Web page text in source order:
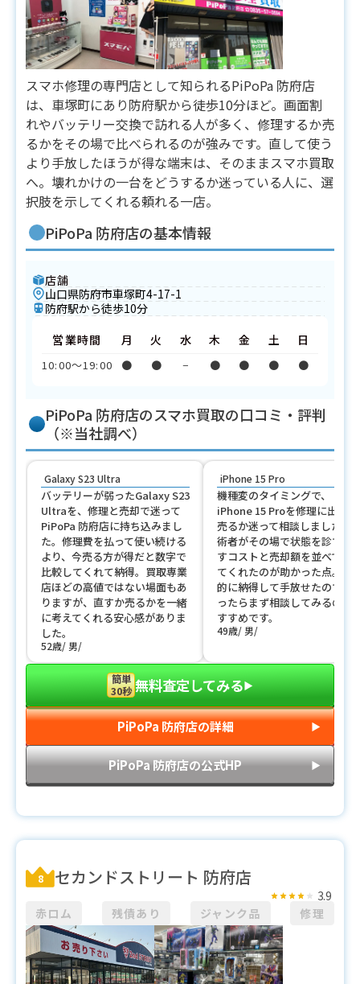
スマホ修理の専門店として知られるPiPoPa 防府店
は、車塚町にあり防府駅から徒歩10分ほど。画面割
れやバッテリー交換で訪れる人が多く、修理するか売
るかをその場で比べられるのが強みです。直して使う
より手放したほうが得な端末は、そのままスマホ買取
へ。壊れかけの一台をどうするか迷っている人に、選
択肢を示してくれる頼れる一店。
PiPoPa 防府店の基本情報
店舗
山口県防府市車塚町4-17-1
防府駅から徒歩10分
営業時間
10:00〜19:00
月
●
火
●
水
−
木
●
金
●
土
●
日
●
PiPoPa 防府店のスマホ買取の口コミ・評判
（※当社調べ）
Galaxy S23 Ultra
バッテリーが弱ったGalaxy S23
Ultraを、修理と売却で迷って
PiPoPa 防府店に持ち込みまし
た。修理費を払って使い続ける
より、今売る方が得だと数字で
比較してくれて納得。買取専業
店ほどの高値ではない場面もあ
りますが、直すか売るかを一緒
に考えてくれる安心感がありま
した。
52歳 男
iPhone 15 Pro
機種変のタイミングで、
iPhone 15 Proを修理に出すか
売るか迷って相談しました。
術者がその場で状態を診て、
すコストと売却額を並べて示
てくれたのが助かった点。総
的に納得して手放せたので、
ったらまず相談してみるのが
すすめです。
49歳 男
簡単
30秒 無料査定してみる▶︎
PiPoPa 防府店の詳細 ▶︎
PiPoPa 防府店の公式HP ▶︎
8 セカンドストリート 防府店
赤ロム 残債あり ジャンク品 修理
3.9